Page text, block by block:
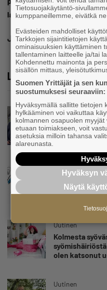
laskeutumisen!
Jaa
Lue lisää
Uutinen
Parikkalassa
olla muualla
Myllylä tuntee
omansa
Uutinen
Nämä
Katso lista
Uutinen
Kolmesta
olen katsonut
Uutinen
Tietosuojakäytäntö-
kumppaneillemme, eivätkä
Evästeiden mahdolliset
Tarkkojen sijaintitietojen
ominaisuuksien käyttäminen
tallentaminen laitteelle ja/tai
Kohdennettu mainonta ja
sisällön mittaus,
Suomen Yrittäjät ja sen
suostumuksesi seuraaviin:
Hyväksymällä sallitte tietojen
hylkääminen voi vaikuttaa
kolmannen osapuolen
etuaan toimiakseen, voit
asetuksia milloin tahansa
alareunasta.
Hyväksyn
Näytä